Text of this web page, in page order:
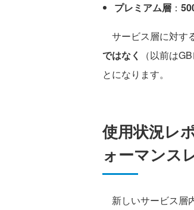
プレミアム層 ：
サービス層に対す
ではなく
（以前は
とになります。
使用状況レ
ォーマンス
新しいサービス層